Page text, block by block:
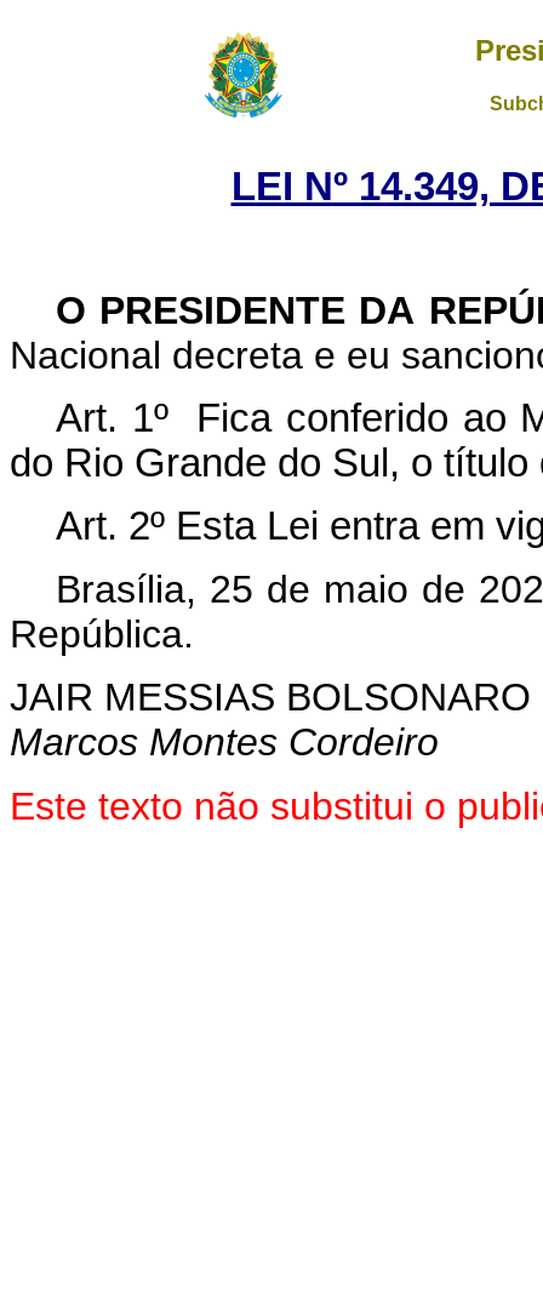
LEI Nº 14.349,
O PRESIDENTE DA
Nacional decreta e eu
Art. 1º Fica conferido ao
do Rio Grande do Sul, o
Art. 2º Esta Lei entra em
Brasília, 25 de maio de
República.
JAIR MESSIAS BOLSONARO
Marcos Montes Cordeiro
Este texto não substitui o